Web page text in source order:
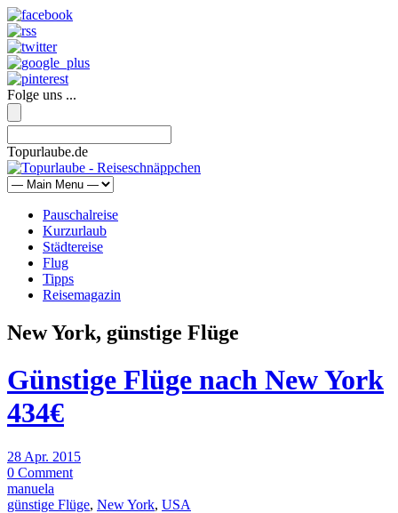
Folge uns ...
Topurlaube.de
Pauschalreise
Kurzurlaub
Städtereise
Flug
Tipps
Reisemagazin
New York, günstige Flüge
Günstige Flüge nach New York
434€
28 Apr. 2015
0 Comment
manuela
günstige Flüge, New York, USA